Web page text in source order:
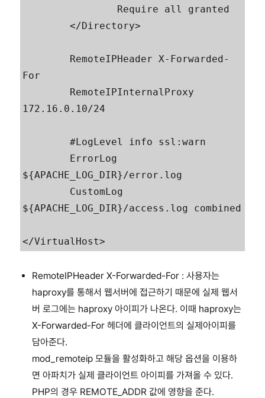
        </Directory>
For
172.16.0.10/24
        #LogLevel info ssl:warn
${APACHE_LOG_DIR}/error.log
${APACHE_LOG_DIR}/access.log combined
RemoteIPHeader X-Forwarded-For : 사용자는
haproxy를 통해서 웹서버에 접근하기 때문에 실제 웹서
버 로그에는 haproxy 아이피가 나온다. 이때 haproxy는
X-Forwarded-For 헤더에 클라이언트의 실제아이피를
담아준다.
mod_remoteip 모듈을 활성화하고 해당 옵션을 이용하
면 아파치가 실제 클라이언트 아이피를 가져올 수 있다.
PHP의 경우 REMOTE_ADDR 값에 영향을 준다.